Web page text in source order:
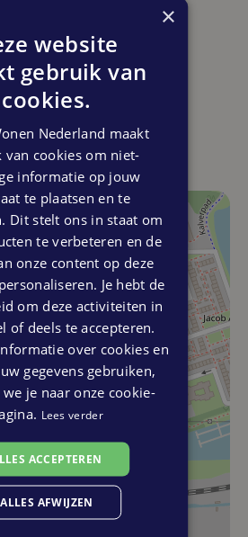
Er kunnen geen rechten
planning
×
website
gebruik van
cookies.
Nederland maakt
van cookies om niet-
informatie op jouw
te plaatsen en te
Dit stelt ons in staat om
te verbeteren en de
onze content op deze
Je hebt de
om deze activiteiten in
of deels te accepteren.
over cookies en
gegevens gebruiken,
je naar onze cookie-
Lees verder
ACCEPTEREN
ALLES AFWIJZEN